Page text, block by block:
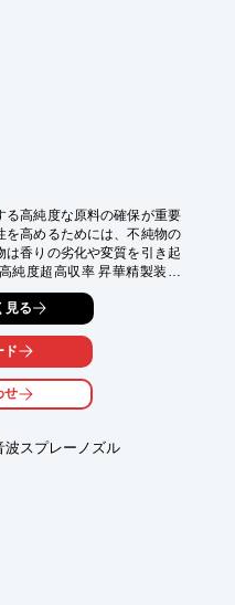
る高純度な原料の確保が重要
を高めるためには、不純物の
は香りの劣化や変質を引き起
純度超高収率 昇華精製装置
し、製品の品質向上に貢献
見る
ド
せ
波スプレーノズル